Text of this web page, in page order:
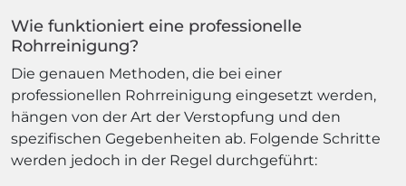
Wie funktioniert eine professionelle
Rohrreinigung?
Die genauen Methoden, die bei einer
professionellen Rohrreinigung eingesetzt werden,
hängen von der Art der Verstopfung und den
spezifischen Gegebenheiten ab. Folgende Schritte
werden jedoch in der Regel durchgeführt: